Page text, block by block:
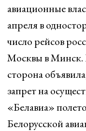
авиационные
апреля в
число рейсов
Москвы в Минск.
сторона
запрет на
«Белавиа»
Белорусской